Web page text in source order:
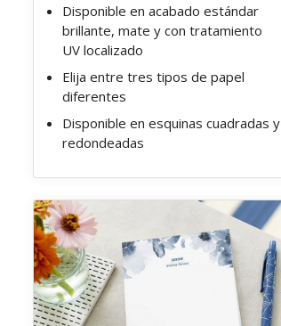
Disponible en acabado estándar
brillante, mate y con tratamiento
UV localizado
Elija entre tres tipos de papel
diferentes
Disponible en esquinas cuadradas y
redondeadas
Ver detalles Notepads